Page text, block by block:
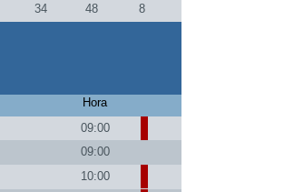
34 48 8
Hora
09:00
09:00
10:00